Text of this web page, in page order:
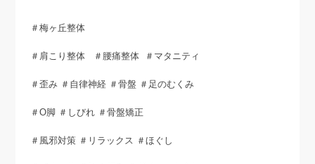
＃梅ヶ丘整体
＃肩こり整体 ＃腰痛整体 ＃マタニティ
＃歪み ＃自律神経 ＃骨盤 ＃足のむくみ
＃O脚 ＃しびれ ＃骨盤矯正
＃風邪対策 ＃リラックス ＃ほぐし